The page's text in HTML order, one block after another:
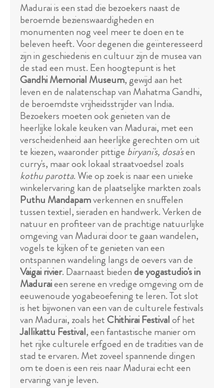
Madurai is een stad die bezoekers naast de
beroemde bezienswaardigheden en
monumenten nog veel meer te doen en te
beleven heeft. Voor degenen die geïnteresseerd
zijn in geschiedenis en cultuur zijn de musea van
de stad een must. Een hoogtepunt is het
Gandhi Memorial Museum, gewijd aan het
leven en de nalatenschap van Mahatma Gandhi,
de beroemdste vrijheidsstrijder van India.
Bezoekers moeten ook genieten van de
heerlijke lokale keuken van Madurai, met een
verscheidenheid aan heerlijke gerechten om uit
te kiezen, waaronder pittige biryani's, dosa'sen
curry's, maar ook lokaal straatvoedsel zoals
kothu parotta. Wie op zoek is naar een unieke
winkelervaring kan de plaatselijke markten zoals
Puthu Mandapamverkennen en snuffelen
tussen textiel, sieraden en handwerk. Verken de
natuur en profiteer van de prachtige natuurlijke
omgeving van Madurai door te gaan wandelen,
vogels te kijken of te genieten van een
ontspannen wandeling langs de oevers van de
Vaigai rivier. Daarnaast biedende yogastudio's in
Maduraieen serene en vredige omgeving om de
eeuwenoude yogabeoefening te leren. Tot slot
is het bijwonen van een van de culturele festivals
van Madurai, zoals hetChithirai Festivalof het
Jallikattu Festival, een fantastische manier om
het rijke culturele erfgoed en de tradities van de
stad te ervaren. Met zoveel spannende dingen
om te doen is een reis naar Madurai echt een
ervaring van je leven.